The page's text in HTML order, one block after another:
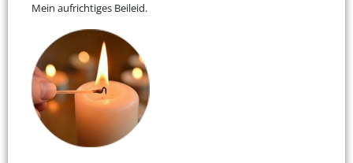
Mein aufrichtiges Beileid.